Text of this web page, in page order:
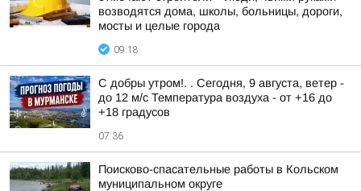
возводятся дома, школы, больницы, дороги,
мосты и целые города
09:18
С добры утром!. . Сегодня, 9 августа, ветер -
до 12 м/с Температура воздуха - от +16 до
+18 градусов
07:36
Поисково-спасательные работы в Кольском
муниципальном округе